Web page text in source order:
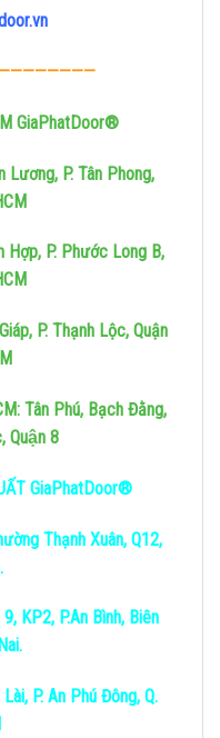
GiaPhatDoor®
P. Tân Phong,
P. Phước Long B,
P. Thạnh Lộc, Quận
Tân Phú, Bạch Đằng,
Quận 8
GiaPhatDoor®
Thạnh Xuân, Q12,
KP2, P.An Bình, Biên
P. An Phú Đông, Q.